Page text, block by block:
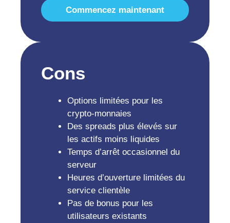
Commencez maintenant
Cons
Options limitées pour les
crypto-monnaies
Des spreads plus élevés sur
les actifs moins liquides
Temps d’arrêt occasionnel du
serveur
Heures d’ouverture limitées du
service clientèle
Pas de bonus pour les
utilisateurs existants